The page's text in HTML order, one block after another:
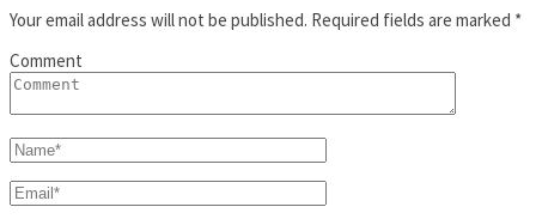
Your email address will not be published. Required fields are marked *
Comment